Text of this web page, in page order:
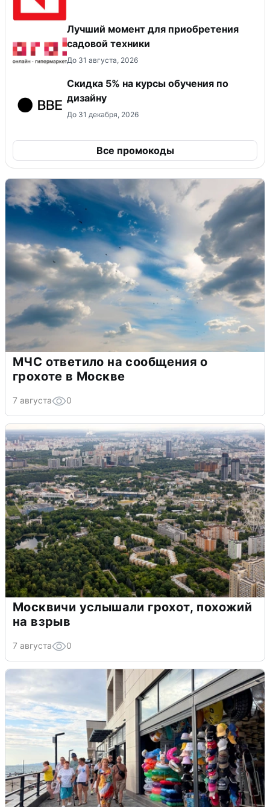
Лучший момент для приобретения
садовой техники
До 31 августа, 2026
Скидка 5% на курсы обучения по
дизайну
До 31 декабря, 2026
Все промокоды
МЧС ответило на сообщения о
грохоте в Москве
7 августа 0
Москвичи услышали грохот, похожий
на взрыв
7 августа 0